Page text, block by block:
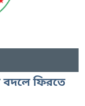
বদলে ফিরতে